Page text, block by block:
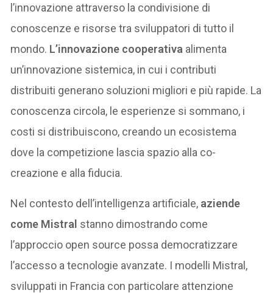
l’innovazione attraverso la condivisione di
conoscenze e risorse tra sviluppatori di tutto il
mondo. L’innovazione cooperativa alimenta
un’innovazione sistemica, in cui i contributi
distribuiti generano soluzioni migliori e più rapide. La
conoscenza circola, le esperienze si sommano, i
costi si distribuiscono, creando un ecosistema
dove la competizione lascia spazio alla co-
creazione e alla fiducia.
Nel contesto dell’intelligenza artificiale, aziende
come Mistral stanno dimostrando come
l’approccio open source possa democratizzare
l’accesso a tecnologie avanzate. I modelli Mistral,
sviluppati in Francia con particolare attenzione